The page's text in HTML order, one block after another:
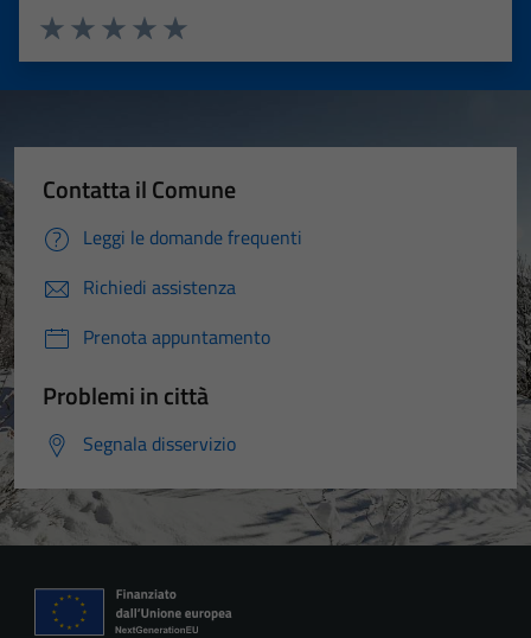
Valuta 5 stelle su 5
Valuta 4 stelle su 5
Valuta 3 stelle su 5
Valuta 2 stelle su 5
Valuta 1 stelle su 5
Contatta il Comune
Leggi le domande frequenti
Richiedi assistenza
Prenota appuntamento
Problemi in città
Segnala disservizio